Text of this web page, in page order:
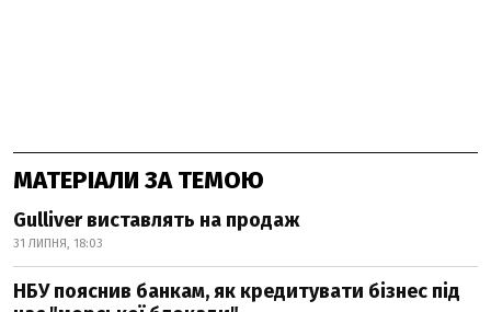
МАТЕРІАЛИ ЗА ТЕМОЮ
Gulliver виставлять на продаж
31 ЛИПНЯ, 18:03
НБУ пояснив банкам, як кредитувати бізнес під